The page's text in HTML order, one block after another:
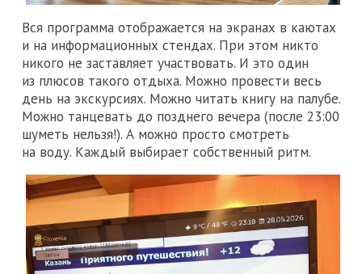
Вся программа отображается на экранах в каютах
и на информационных стендах. При этом никто
никого не заставляет участвовать. И это один
из плюсов такого отдыха. Можно провести весь
день на экскурсиях. Можно читать книгу на палубе.
Можно танцевать до позднего вечера (после 23:00
шуметь нельзя!). А можно просто смотреть
на воду. Каждый выбирает собственный ритм.